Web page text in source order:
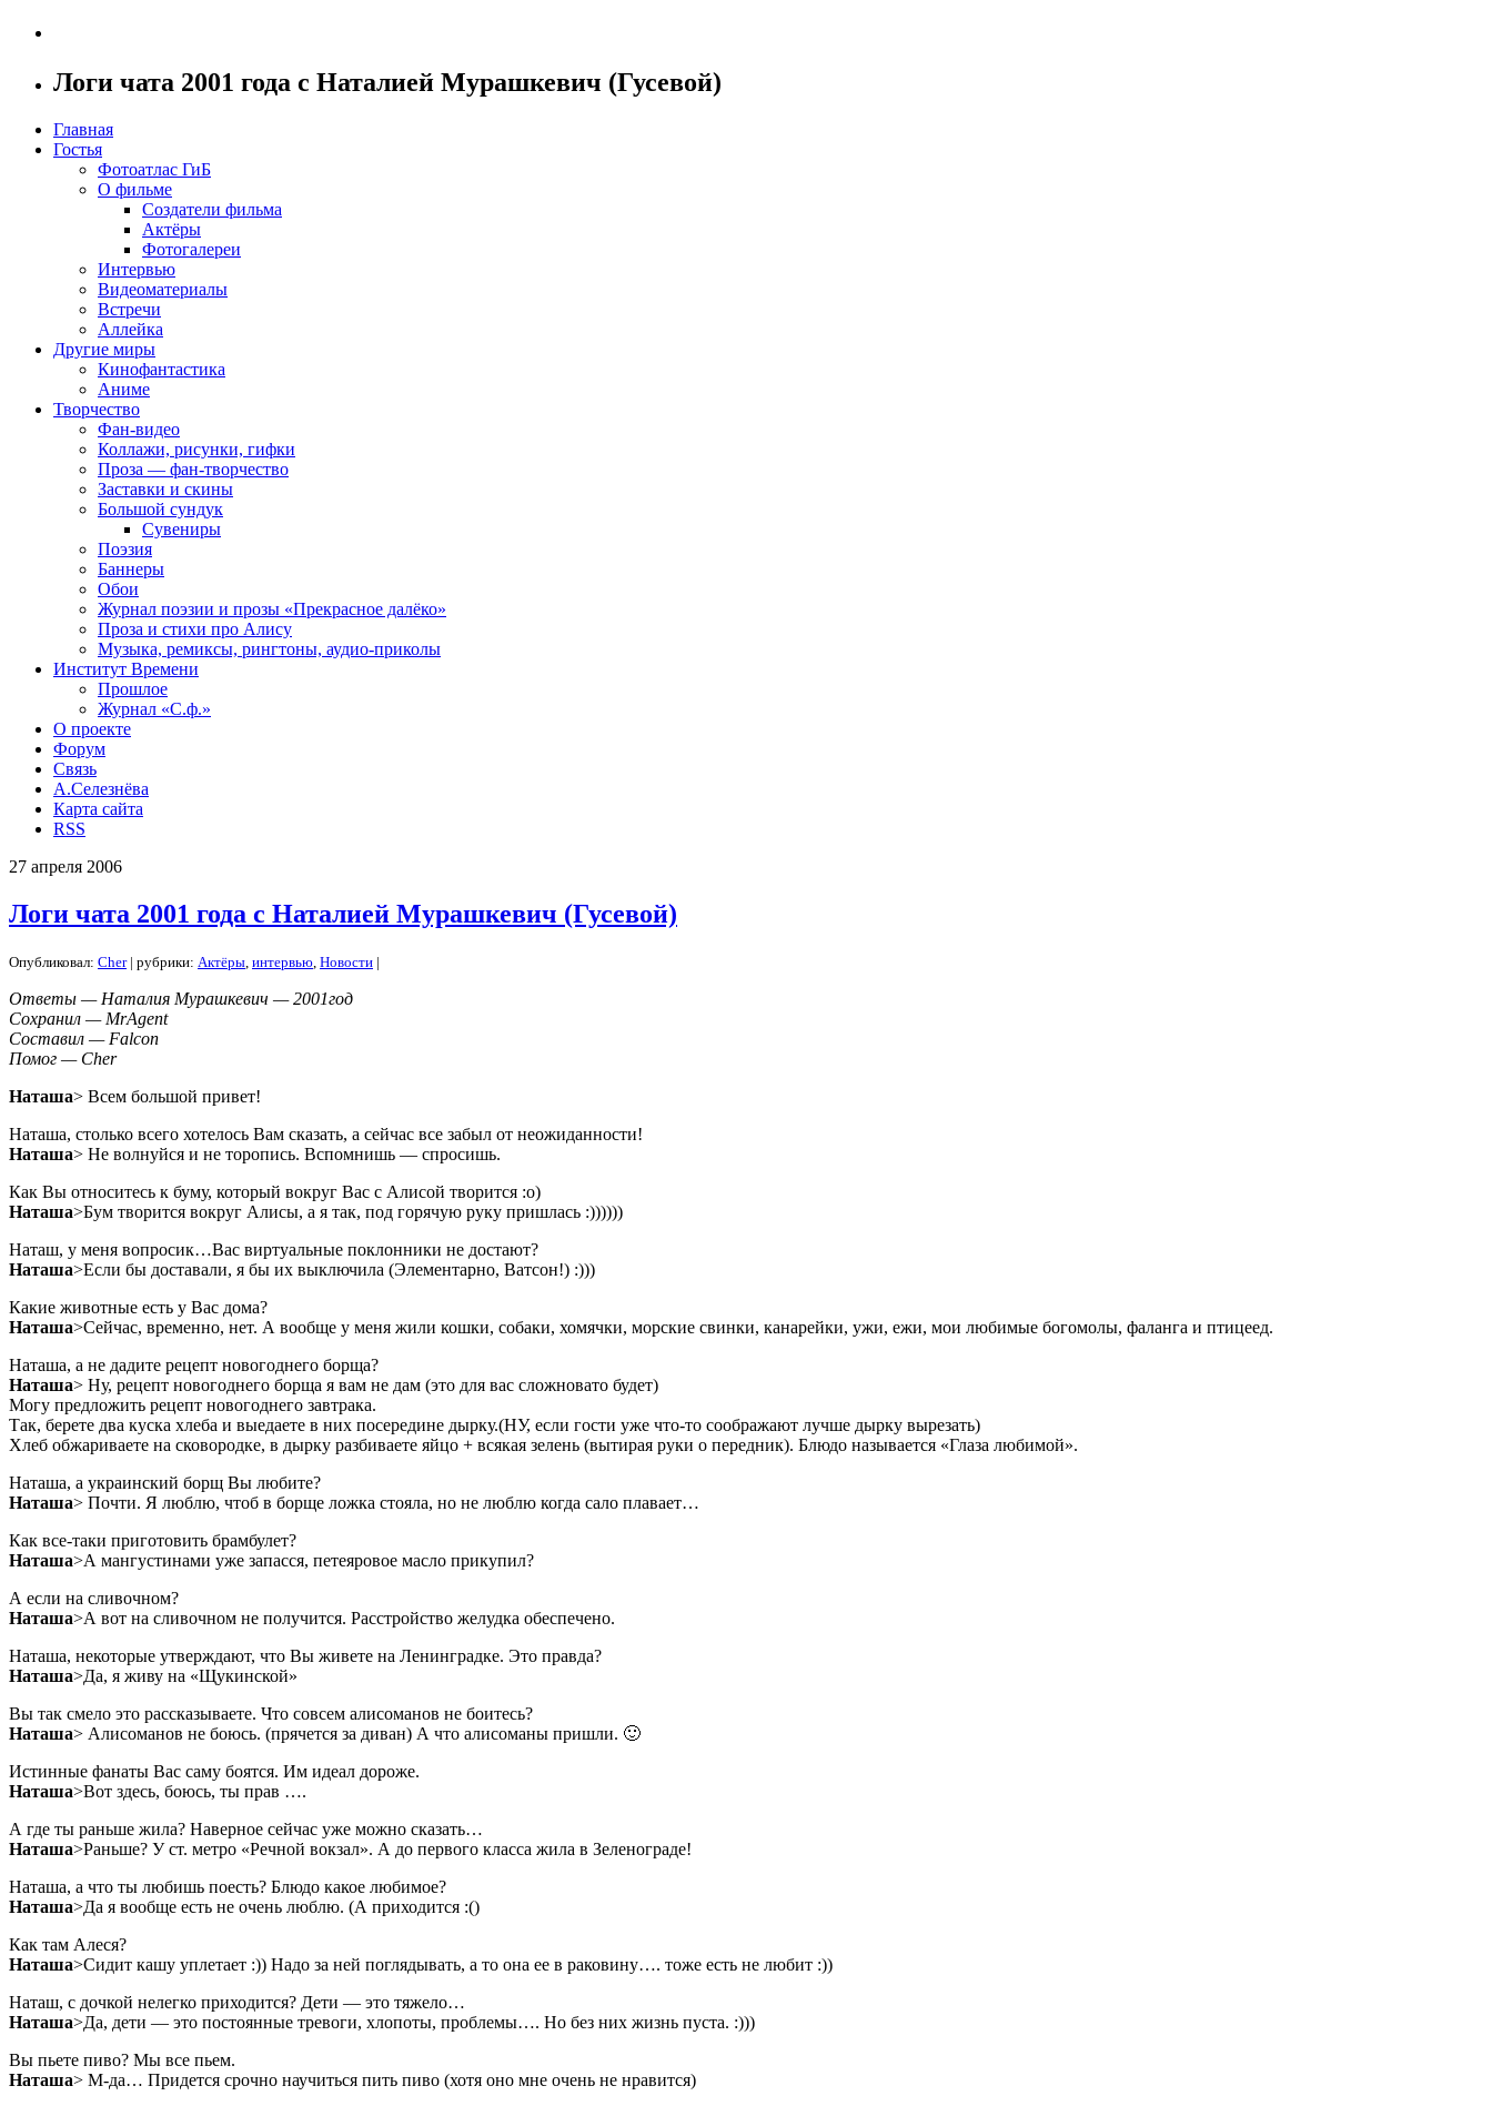
Логи чата 2001 года с Наталией Мурашкевич (Гусевой)
Главная
Гостья
Фотоатлас ГиБ
О фильме
Создатели фильма
Актёры
Фотогалереи
Интервью
Видеоматериалы
Встречи
Аллейка
Другие миры
Кинофантастика
Аниме
Творчество
Фан-видео
Коллажи, рисунки, гифки
Проза — фан-творчество
Заставки и скины
Большой сундук
Сувениры
Поэзия
Баннеры
Обои
Журнал поэзии и прозы «Прекрасное далёко»
Проза и стихи про Алису
Музыка, ремиксы, рингтоны, аудио-приколы
Институт Времени
Прошлое
Журнал «С.ф.»
О проекте
Форум
Связь
А.Селезнёва
Карта сайта
RSS
27 апреля 2006
Логи чата 2001 года с Наталией Мурашкевич (Гусевой)
Опубликовал: Cher| рубрики: Актёры интервью Новости |
Ответы — Наталия Мурашкевич — 2001год
Сохранил — MrAgent
Составил — Falcon
Помог — Cher
Наташа> Всем большой привет!
Наташа, столько всего хотелось Вам сказать, а сейчас все забыл от неожиданности!
Наташа> Не волнуйся и не торопись. Вспомнишь — спросишь.
Как Вы относитесь к буму, который вокруг Вас с Алисой творится :о)
Наташа>Бум творится вокруг Алисы, а я так, под горячую руку пришлась :))))))
Наташ, у меня вопросик…Вас виртуальные поклонники не достают?
Наташа>Если бы доставали, я бы их выключила (Элементарно, Ватсон!) :)))
Какие животные есть у Вас дома?
Наташа>Сейчас, временно, нет. А вообще у меня жили кошки, собаки, хомячки, морские свинки, канарейки, ужи, ежи, мои любимые богомолы, фаланга и птицеед.
Наташа, а не дадите рецепт новогоднего борща?
Наташа> Ну, рецепт новогоднего борща я вам не дам (это для вас сложновато будет)
Могу предложить рецепт новогоднего завтрака.
Так, берете два куска хлеба и выедаете в них посередине дырку.(НУ, если гости уже что-то соображают лучше дырку вырезать)
Хлеб обжариваете на сковородке, в дырку разбиваете яйцо + всякая зелень (вытирая руки о передник). Блюдо называется «Глаза любимой».
Наташа, а украинский борщ Вы любите?
Наташа> Почти. Я люблю, чтоб в борще ложка стояла, но не люблю когда сало плавает…
Как все-таки приготовить брамбулет?
Наташа>А мангустинами уже запасся, петеяровое масло прикупил?
А если на сливочном?
Наташа>А вот на сливочном не получится. Расстройство желудка обеспечено.
Наташа, некоторые утверждают, что Вы живете на Ленинградке. Это правда?
Наташа>Да, я живу на «Щукинской»
Вы так смело это рассказываете. Что совсем алисоманов не боитесь?
Наташа> Алисоманов не боюсь. (прячется за диван) А что алисоманы пришли. 🙂
Истинные фанаты Вас саму боятся. Им идеал дороже.
Наташа>Вот здесь, боюсь, ты прав ….
А где ты раньше жила? Наверное сейчас уже можно сказать…
Наташа>Раньше? У ст. метро «Речной вокзал». А до первого класса жила в Зеленограде!
Наташа, а что ты любишь поесть? Блюдо какое любимое?
Наташа>Да я вообще есть не очень люблю. (А приходится :()
Как там Алеся?
Наташа>Сидит кашу уплетает :)) Надо за ней поглядывать, а то она ее в раковину…. тоже есть не любит :))
Наташ, с дочкой нелегко приходится? Дети — это тяжело…
Наташа>Да, дети — это постоянные тревоги, хлопоты, проблемы…. Но без них жизнь пуста. :)))
Вы пьете пиво? Мы все пьем.
Наташа> М-да… Придется срочно научиться пить пиво (хотя оно мне очень не нравится)